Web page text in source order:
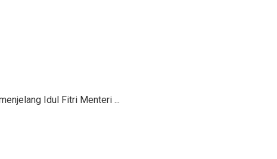
Idul Fitri Menteri ...